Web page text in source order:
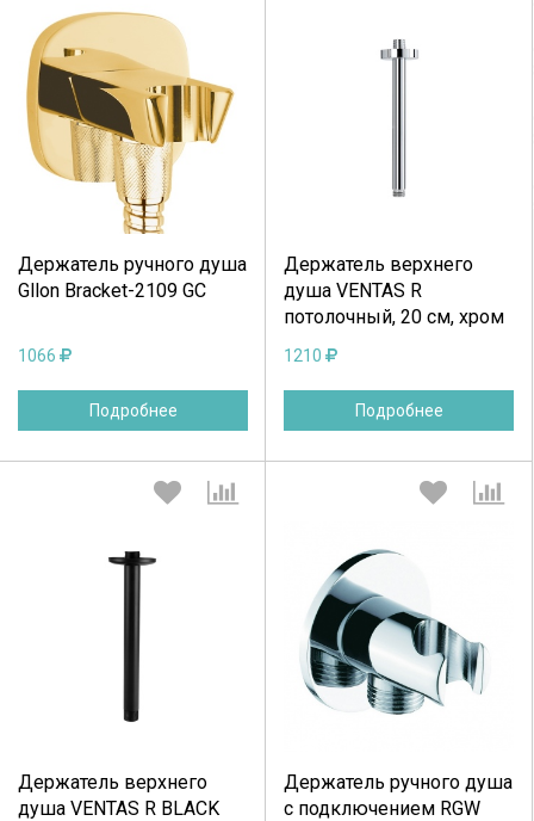
Держатель ручного душа
Gllon Bracket-2109 GC
1066
Подробнее
Выберите количество:
Держатель верхнего
душа VENTAS R
потолочный, 20 см, хром
1210
Подробнее
Держатель верхнего
душа VENTAS R BLACK
Выберите количество:
Продолжить Отмена
Держатель ручного душа
с подключением RGW
Выберите количество:
Продолжить Отмена